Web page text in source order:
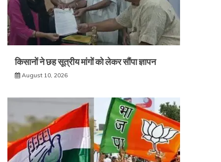
किसानों ने छह सूत्रीय मांगों को लेकर सौंपा ज्ञापन
August 10, 2026